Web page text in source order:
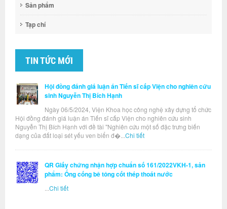
Sản phẩm
Tạp chí
TIN TỨC MỚI
Hội đồng đánh giá luận án Tiến sĩ cấp Viện cho nghiên cứu
sinh Nguyễn Thị Bích Hạnh
Ngày 06/5/2024, Viện Khoa học công nghệ xây dựng tổ chức
Hội đồng đánh giá luận án Tiến sĩ cấp Viện cho nghiên cứu sinh
Nguyễn Thị Bích Hạnh với đề tài "Nghiên cứu một số đặc trưng biến
dạng của đất loại sét yếu ven biển đ�... Chi tiết
QR Giấy chứng nhận hợp chuẩn số 161/2022VKH-1, sản
phẩm: Ống cống bê tông cốt thép thoát nước
Chi tiết